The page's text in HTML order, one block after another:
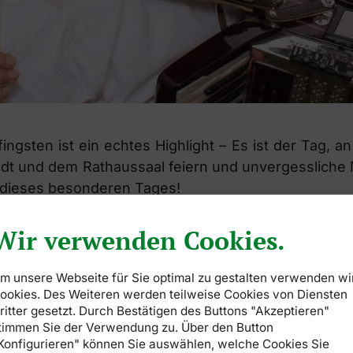
ist ein echtes Highlight – Es ist der Tag,
und dem Rathaussaal feiern und unvergessliche
besonderen Tages!
König und Schaffer auf der Herrlichkeit mit
Umzug durch die Stadt, begleitet von
herzlich eingeladen, aktiv am Umzug
Schützengilde lädt im Festzelt zur
ein! Tanzt, feiert und erlebt eine Party voller
verwenden Cookies.
unsere Webseite für Sie optimal zu gestalten verwenden
Des Weiteren werden teilweise Cookies von Diensten
gesetzt. Durch Bestätigen des Buttons "Akzeptieren"
Sie der Verwendung zu. Über den Button
können Sie auswählen, welche Cookies Sie